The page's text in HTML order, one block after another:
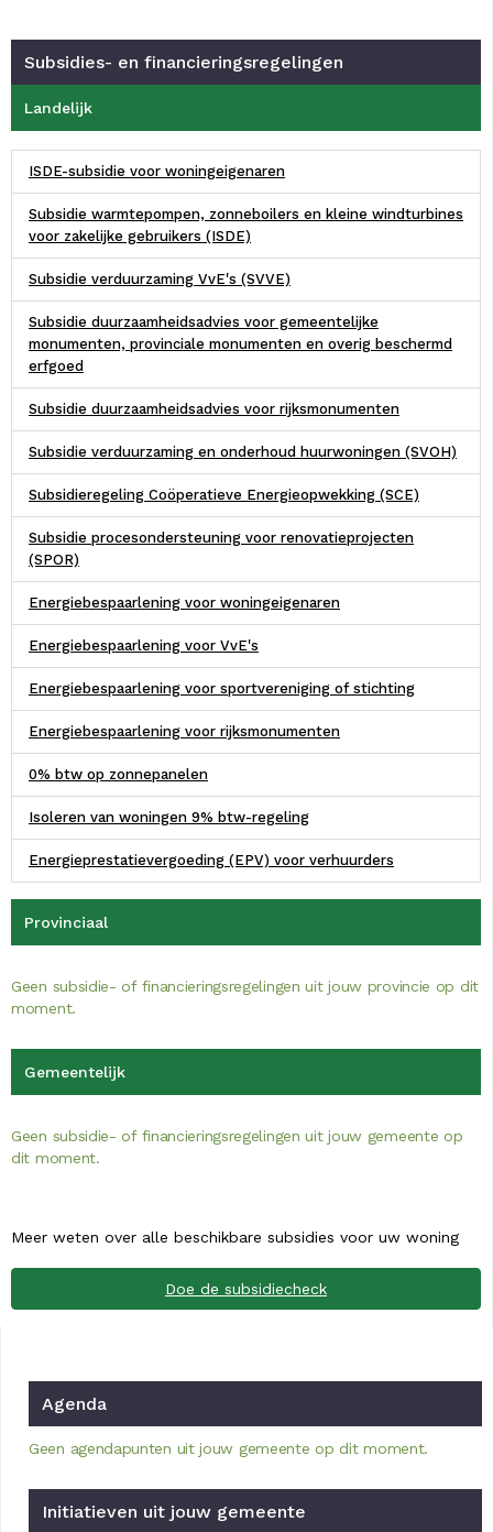
Subsidies- en financieringsregelingen
Landelijk
ISDE-subsidie voor woningeigenaren
Subsidie warmtepompen, zonneboilers en kleine windturbines
voor zakelijke gebruikers (ISDE)
Subsidie verduurzaming VvE's (SVVE)
Subsidie duurzaamheidsadvies voor gemeentelijke
monumenten, provinciale monumenten en overig beschermd
erfgoed
Subsidie duurzaamheidsadvies voor rijksmonumenten
Subsidie verduurzaming en onderhoud huurwoningen (SVOH)
Subsidieregeling Coöperatieve Energieopwekking (SCE)
Subsidie procesondersteuning voor renovatieprojecten
(SPOR)
Energiebespaarlening voor woningeigenaren
Energiebespaarlening voor VvE's
Energiebespaarlening voor sportvereniging of stichting
Energiebespaarlening voor rijksmonumenten
0% btw op zonnepanelen
Isoleren van woningen 9% btw-regeling
Energieprestatievergoeding (EPV) voor verhuurders
Provinciaal
Geen subsidie- of financieringsregelingen uit jouw provincie op dit
moment.
Gemeentelijk
Geen subsidie- of financieringsregelingen uit jouw gemeente op
dit moment.
Meer weten over alle beschikbare subsidies voor uw woning
Doe de subsidiecheck
Agenda
Geen agendapunten uit jouw gemeente op dit moment.
Initiatieven uit jouw gemeente